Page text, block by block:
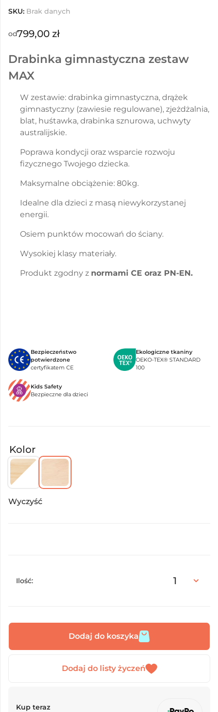
SKU: Brak danych
od799,00 zł
Drabinka gimnastyczna zestaw
MAX
W zestawie: drabinka gimnastyczna, drążek
gimnastyczny (zawiesie regulowane), zjeżdżalnia,
blat, huśtawka, drabinka sznurowa, uchwyty
australijskie.
Poprawa kondycji oraz wsparcie rozwoju
fizycznego Twojego dziecka.
Maksymalne obciążenie: 80kg.
Idealne dla dzieci z masą niewykorzystanej
energii.
Osiem punktów mocowań do ściany.
Wysokiej klasy materiały.
Produkt zgodny z normami CE oraz PN-EN.
Bezpieczeństwo
potwierdzone
certyfikatem CE
Ekologiczne tkaniny
OEKO-TEX® STANDARD
100
Kids Safety
Bezpieczne dla dzieci
Kolor
Wyczyść
Ilość:
Dodaj do koszyka
Kup teraz